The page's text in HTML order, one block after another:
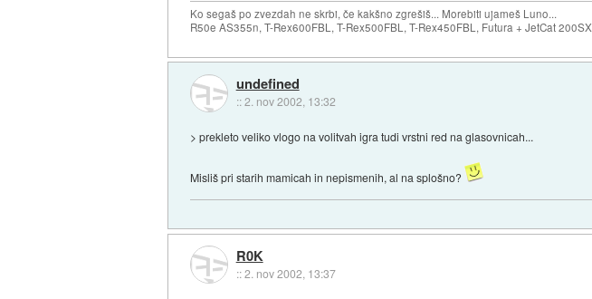
Ko segaš po zvezdah ne skrbi, če kakšno zgrešiš... Morebiti ujameš Luno...
R50e AS355n, T-Rex600FBL, T-Rex500FBL, T-Rex450FBL, Futura + JetCat 200SX
undefined
::2. nov 2002, 13:32
> prekleto veliko vlogo na volitvah igra tudi vrstni red na glasovnicah...
Misliš pri starih mamicah in nepismenih, al na splošno?
R0K
::2. nov 2002, 13:37